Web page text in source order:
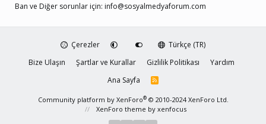
Ban ve Diğer sorunlar için: info@sosyalmedyaforum.com
Çerezler
Türkçe (TR)
Bize Ulaşın
Şartlar ve Kurallar Gizlilik Politikası
Yardım
Ana Sayfa
R
S
Community platform by XenForo® © 2010-2024 XenForo Ltd.
XenForo theme by xenfocus